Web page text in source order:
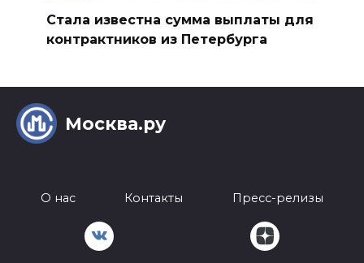
Стала известна сумма выплаты для
контрактников из Петербурга
Москва.ру
О нас Контакты Пресс-релизы